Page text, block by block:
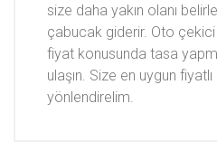
size daha yakın olanı
çabucak giderir. Oto
fiyat konusunda tasa
ulaşın. Size en uygun
yönlendirelim.